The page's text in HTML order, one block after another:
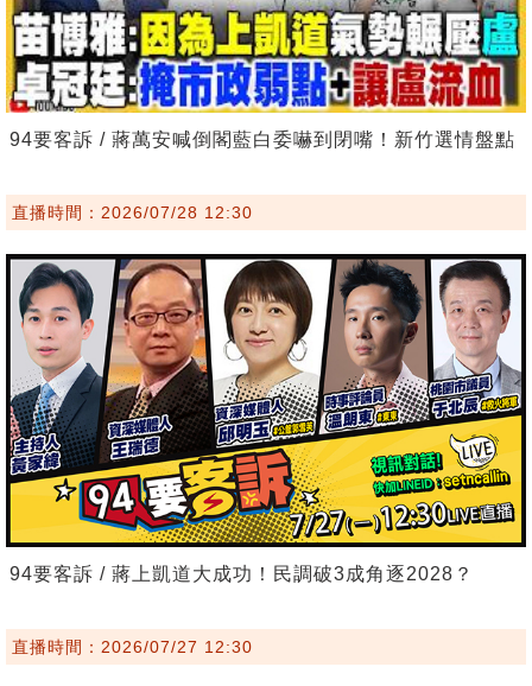
94要客訴 / 蔣萬安喊倒閣藍白委嚇到閉嘴！新竹選情盤點
直播時間：2026/07/28 12:30
94要客訴 / 蔣上凱道大成功！民調破3成角逐2028？
直播時間：2026/07/27 12:30